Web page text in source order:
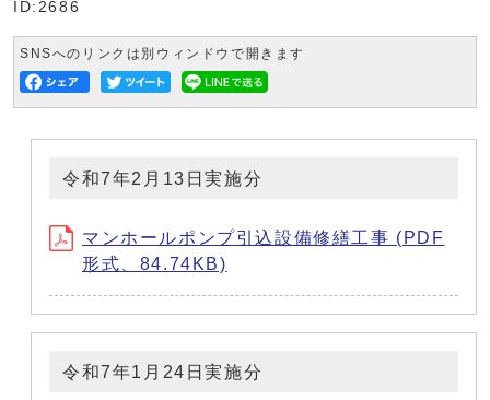
ID:2686
SNSへのリンクは別ウィンドウで開きます
令和7年2月13日実施分
マンホールポンプ引込設備修繕工事 (PDF
形式、84.74KB)
令和7年1月24日実施分